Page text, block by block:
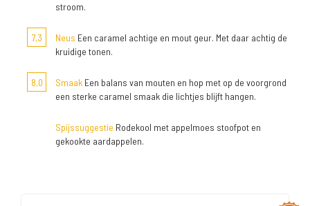
stroom.
7,3 Neus Een caramel achtige en mout geur. Met daar achtig de
kruidige tonen.
8,0 Smaak Een balans van mouten en hop met op de voorgrond
een sterke caramel smaak die lichtjes blijft hangen.
Spijssuggestie Rodekool met appelmoes stoofpot en
gekookte aardappelen.